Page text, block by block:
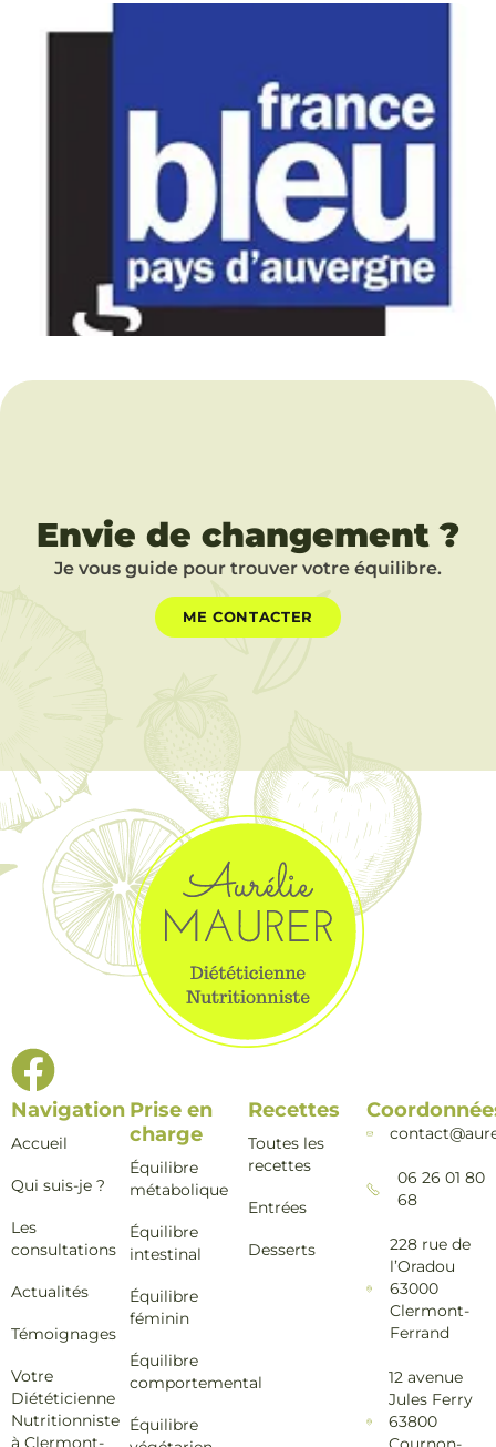
Envie de changement ?
Je vous guide pour trouver votre équilibre.
ME CONTACTER
Navigation
Accueil
Qui suis-je ?
Les
consultations
Actualités
Témoignages
Votre
Diététicienne
Nutritionniste
à Clermont-
Prise en
charge
Équilibre
métabolique
Équilibre
intestinal
Équilibre
féminin
Équilibre
comportemental
Équilibre
Recettes
Toutes les
recettes
Entrées
Desserts
06 26 01 80
68
228 rue de
l’Oradou
63000
Clermont-
Ferrand
12 avenue
Jules Ferry
63800